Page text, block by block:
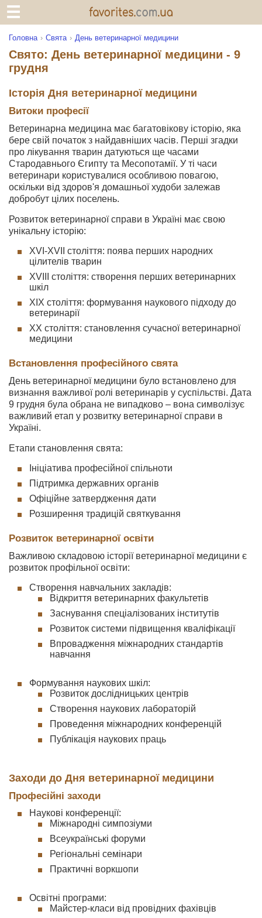
Головна Свята День ветеринарної медицини
Свято: День ветеринарної медицини - 9
грудня
Історія Дня ветеринарної медицини
Витоки професії
Ветеринарна медицина має багатовікову історію, яка
бере свій початок з найдавніших часів. Перші згадки
про лікування тварин датуються ще часами
Стародавнього Єгипту та Месопотамії. У ті часи
ветеринари користувалися особливою повагою,
оскільки від здоров'я домашньої худоби залежав
добробут цілих поселень.
Розвиток ветеринарної справи в Україні має свою
унікальну історію:
XVI-XVII століття: поява перших народних
цілителів тварин
XVIII століття: створення перших ветеринарних
шкіл
XIX століття: формування наукового підходу до
ветеринарії
XX століття: становлення сучасної ветеринарної
медицини
Встановлення професійного свята
День ветеринарної медицини було встановлено для
визнання важливої ролі ветеринарів у суспільстві. Дата
9 грудня була обрана не випадково – вона символізує
важливий етап у розвитку ветеринарної справи в
Україні.
Етапи становлення свята:
Ініціатива професійної спільноти
Підтримка державних органів
Офіційне затвердження дати
Розширення традицій святкування
Розвиток ветеринарної освіти
Важливою складовою історії ветеринарної медицини є
розвиток профільної освіти:
Створення навчальних закладів:
Відкриття ветеринарних факультетів
Заснування спеціалізованих інститутів
Розвиток системи підвищення кваліфікації
Впровадження міжнародних стандартів
навчання
Формування наукових шкіл:
Розвиток дослідницьких центрів
Створення наукових лабораторій
Проведення міжнародних конференцій
Публікація наукових праць
Заходи до Дня ветеринарної медицини
Професійні заходи
Наукові конференції:
Міжнародні симпозіуми
Всеукраїнські форуми
Регіональні семінари
Практичні воркшопи
Освітні програми:
Майстер-класи від провідних фахівців